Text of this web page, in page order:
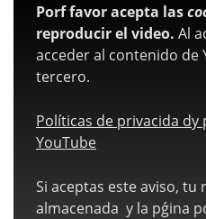
Porf favor acepta las
reproducir el video. Al
acceder al contenido de
tercero.
Políticas de privacida
YouTube
Si aceptas este aviso, tu
almacenada y la pǵina